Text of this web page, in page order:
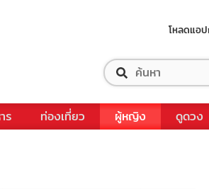
โหลดแอป
ร ท่องเที่ยว ผู้หญิง ดูดวง